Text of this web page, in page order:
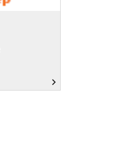
navigate_next